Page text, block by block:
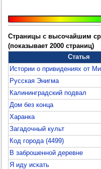
Страницы с высочайшим
(показывает 2000 страниц)
Статья
Истории о привидениях от
Русская Энигма
Калининградский подвал
Дом без конца
Харанка
Загадочный культ
Код города (4499)
В заброшенной деревне
Я иду искать